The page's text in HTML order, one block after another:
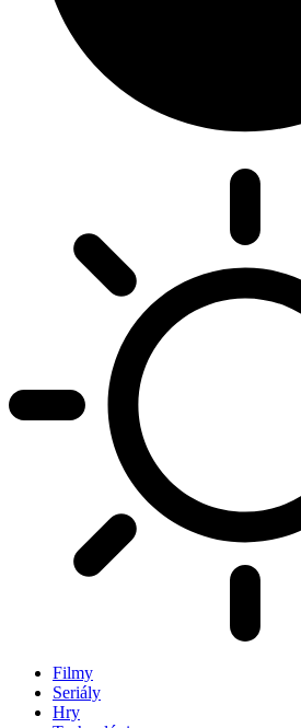
Filmy
Seriály
Hry